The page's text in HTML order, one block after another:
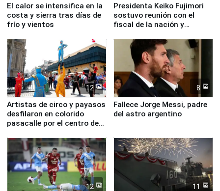
El calor se intensifica en la
costa y sierra tras días de
frío y vientos
Presidenta Keiko Fujimori
sostuvo reunión con el
fiscal de la nación y
12
Artistas de circo y payasos
desfilaron en colorido
pasacalle por el centro de
8
Fallece Jorge Messi, padre
del astro argentino
12 11